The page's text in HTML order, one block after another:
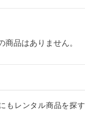
品はありません。
もレンタル商品を探す